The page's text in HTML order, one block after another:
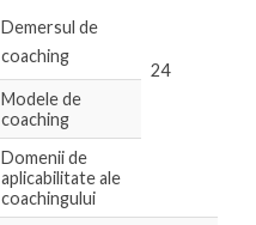
Demersul de
coaching
24
Modele de
coaching
Domenii de
aplicabilitate ale
coachingului